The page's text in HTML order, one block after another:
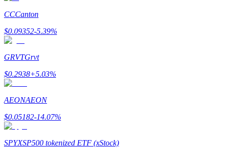
Door crypto ondersteunde leenservice
CCCanton
$0.09352-5.39%
GRVTGrvt
$0.2938+5.03%
AEONAEON
$0.05182-14.07%
SPYXSP500 tokenized ETF (xStock)